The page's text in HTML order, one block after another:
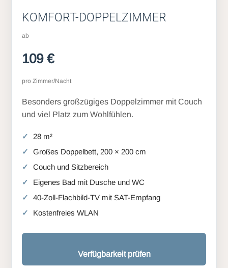
KOMFORT-DOPPELZIMMER
ab
109 €
pro Zimmer/Nacht
Besonders großzügiges Doppelzimmer mit Couch
und viel Platz zum Wohlfühlen.
28 m²
Großes Doppelbett, 200 × 200 cm
Couch und Sitzbereich
Eigenes Bad mit Dusche und WC
40-Zoll-Flachbild-TV mit SAT-Empfang
Kostenfreies WLAN
Verfügbarkeit prüfen